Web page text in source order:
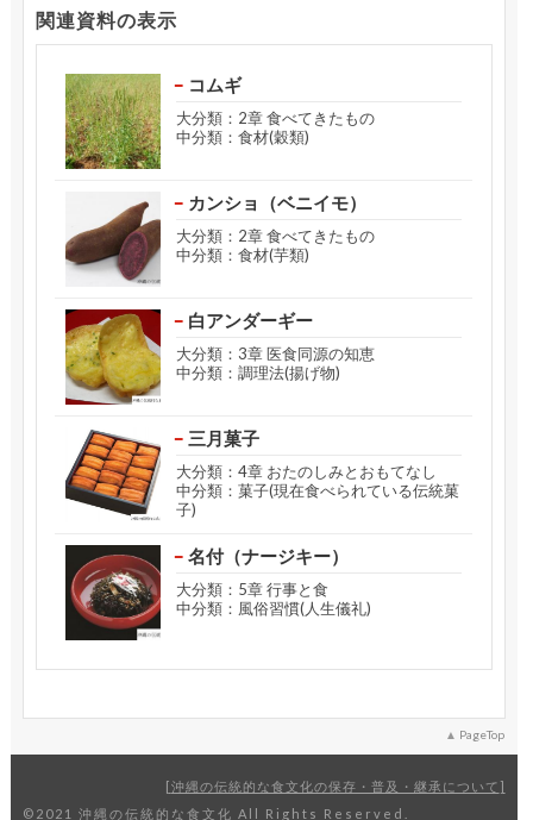
関連資料の表示
コムギ
大分類：2章 食べてきたもの
中分類：食材(穀類)
カンショ（ベニイモ）
大分類：2章 食べてきたもの
中分類：食材(芋類)
白アンダーギー
大分類：3章 医食同源の知恵
中分類：調理法(揚げ物)
三月菓子
大分類：4章 おたのしみとおもてなし
中分類：菓子(現在食べられている伝統菓
子)
名付（ナージキー）
大分類：5章 行事と食
中分類：風俗習慣(人生儀礼)
PageTop
沖縄の伝統的な食文化の保存・普及・継承について
©2021 沖縄の伝統的な食文化 All Rights Reserved.